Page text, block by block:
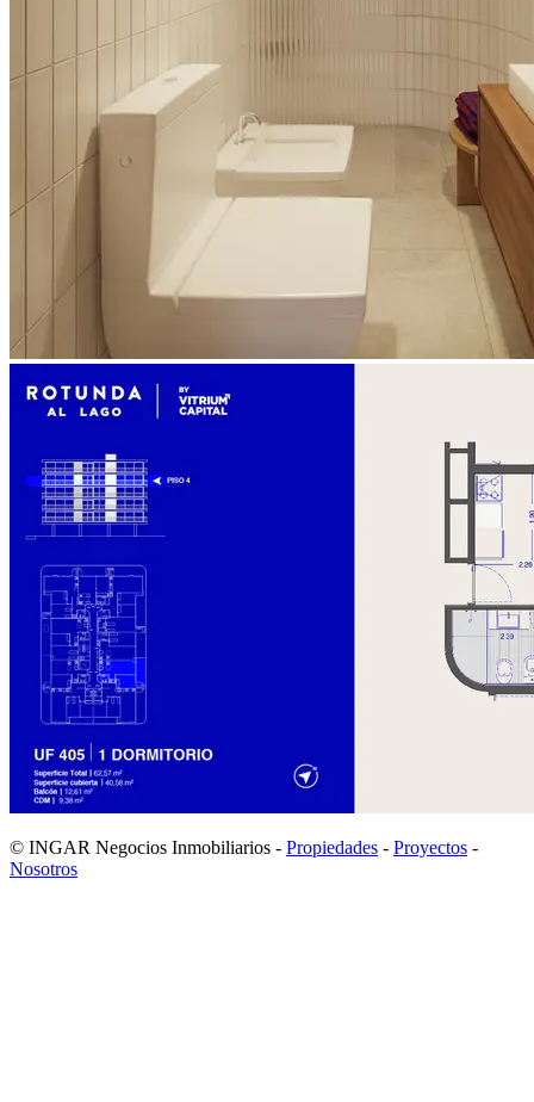
© INGAR Negocios Inmobiliarios - Propiedades - Proyectos -
Nosotros